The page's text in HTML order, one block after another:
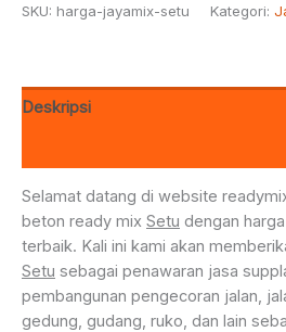
SKU: harga-jayamix-setu Kategori:
Deskripsi
Selamat datang di website
beton ready mix Setu dengan
terbaik. Kali ini kami akan
Setu sebagai penawaran jasa
pembangunan pengecoran jalan,
gedung, gudang, ruko, dan lain